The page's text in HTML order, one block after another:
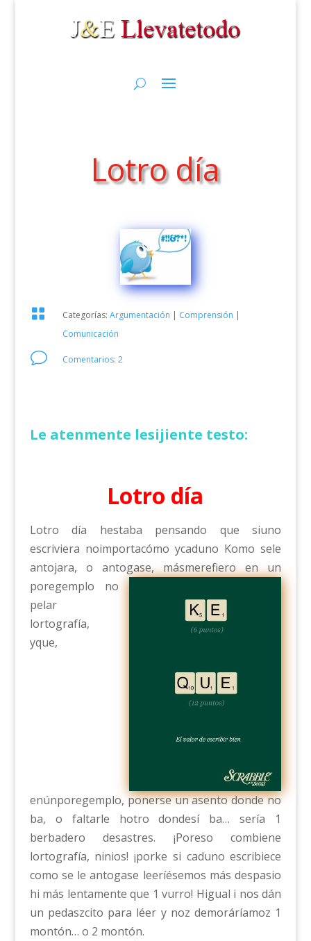
Lotro día
 Categorías: Argumentación | Comprensión |
Comunicación
v Comentarios: 2
Le atenmente lesijiente testo:
Lotro día
Lotro día hestaba pensando que siuno
escriviera noimportacómo ycaduno Komo sele
antojara, o antogase,másmerefiero en un
poregemplo no
pelar
lortografía,
yque,
enúnporegemplo, ponerse un asento donde no
ba, o faltarle hotro dondesí ba… sería 1
berbadero desastres. ¡Poreso combiene
lortografía, ninios! ¡porke si caduno escribiece
como se le antogase leeríésemos más despasio
hi más lentamente que 1 vurro! Higual i nos dán
un pedaszcito para léer y noz demoráríamoz 1
montón… o 2 montón.